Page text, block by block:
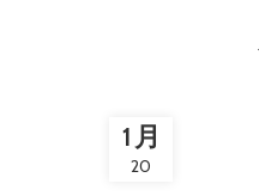
1 月
20